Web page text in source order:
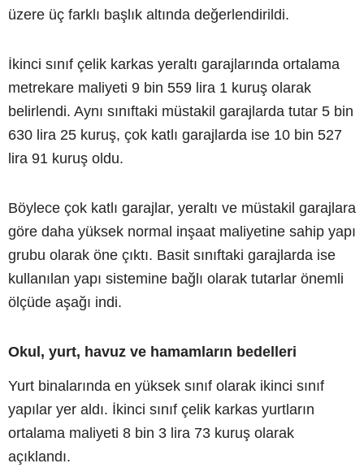
üzere üç farklı başlık altında değerlendirildi.
İkinci sınıf çelik karkas yeraltı garajlarında ortalama
metrekare maliyeti 9 bin 559 lira 1 kuruş olarak
belirlendi. Aynı sınıftaki müstakil garajlarda tutar 5 bin
630 lira 25 kuruş, çok katlı garajlarda ise 10 bin 527
lira 91 kuruş oldu.
Böylece çok katlı garajlar, yeraltı ve müstakil garajlara
göre daha yüksek normal inşaat maliyetine sahip yapı
grubu olarak öne çıktı. Basit sınıftaki garajlarda ise
kullanılan yapı sistemine bağlı olarak tutarlar önemli
ölçüde aşağı indi.
Okul, yurt, havuz ve hamamların bedelleri
Yurt binalarında en yüksek sınıf olarak ikinci sınıf
yapılar yer aldı. İkinci sınıf çelik karkas yurtların
ortalama maliyeti 8 bin 3 lira 73 kuruş olarak
açıklandı.